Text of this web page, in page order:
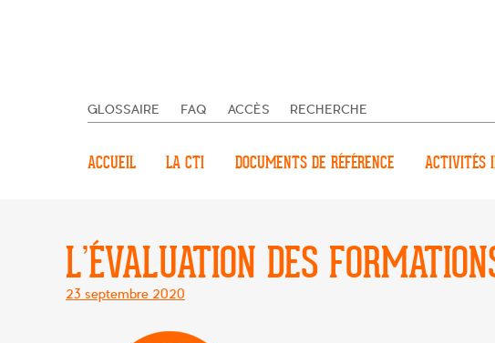
GLOSSAIRE FAQ ACCÈS RECHERCHE
ACCUEIL LA CTI DOCUMENTS DE RÉFÉRENCE ACTIVITÉS
L’ÉVALUATION DES
Posté
23 septembre 2020